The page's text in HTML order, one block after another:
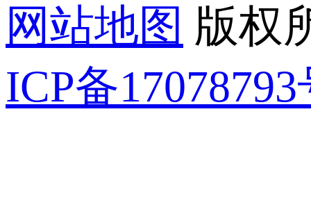
网站地图 版权
ICP备